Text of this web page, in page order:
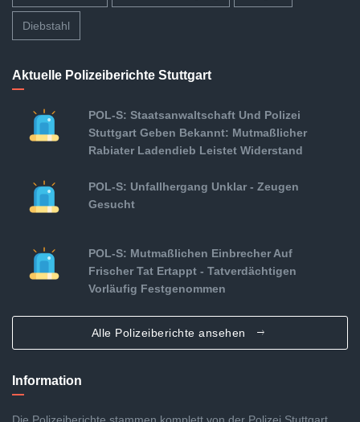
Diebstahl
Aktuelle Polizeiberichte Stuttgart
POL-S: Staatsanwaltschaft Und Polizei
Stuttgart Geben Bekannt: Mutmaßlicher
Rabiater Ladendieb Leistet Widerstand
POL-S: Unfallhergang Unklar - Zeugen
Gesucht
POL-S: Mutmaßlichen Einbrecher Auf
Frischer Tat Ertappt - Tatverdächtigen
Vorläufig Festgenommen
Alle Polizeiberichte ansehen
Information